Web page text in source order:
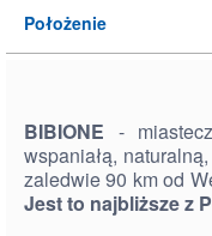
Położenie
BIBIONE -
wspaniałą,
zaledwie 90 km od
Jest to najbliższe z